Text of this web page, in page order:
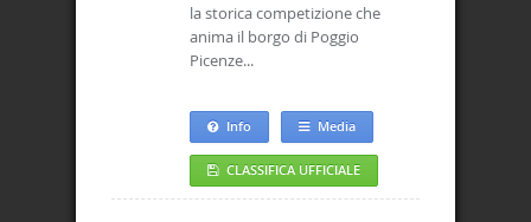
la storica competizione che
anima il borgo di Poggio
Picenze...
Info Media
CLASSIFICA UFFICIALE